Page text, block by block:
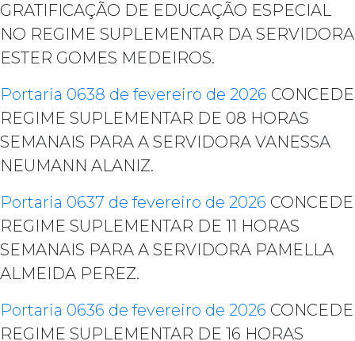
GRATIFICAÇÃO DE EDUCAÇÃO ESPECIAL
NO REGIME SUPLEMENTAR DA SERVIDORA
ESTER GOMES MEDEIROS.
Portaria 0638 de fevereiro de 2026 CONCEDE
REGIME SUPLEMENTAR DE 08 HORAS
SEMANAIS PARA A SERVIDORA VANESSA
NEUMANN ALANIZ.
Portaria 0637 de fevereiro de 2026 CONCEDE
REGIME SUPLEMENTAR DE 11 HORAS
SEMANAIS PARA A SERVIDORA PAMELLA
ALMEIDA PEREZ.
Portaria 0636 de fevereiro de 2026 CONCEDE
REGIME SUPLEMENTAR DE 16 HORAS